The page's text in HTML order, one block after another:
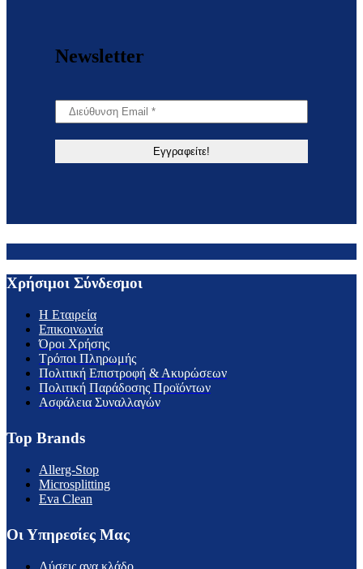
Newsletter
Χρήσιμοι Σύνδεσμοι
H Εταιρεία
Επικοινωνία
Όροι Χρήσης
Τρόποι Πληρωμής
Πολιτική Επιστροφή & Ακυρώσεων
Πολιτική Παράδοσης Προϊόντων
Ασφάλεια Συναλλαγών
Top Brands
Allerg-Stop
Microsplitting
Eva Clean
Οι Υπηρεσίες Μας
Λύσεις ανα κλάδο